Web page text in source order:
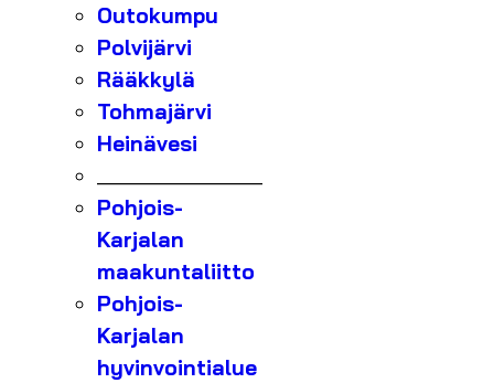
Outokumpu
Polvijärvi
Rääkkylä
Tohmajärvi
Heinävesi
Pohjois-
Karjalan
maakuntaliitto
Pohjois-
Karjalan
hyvinvointialue